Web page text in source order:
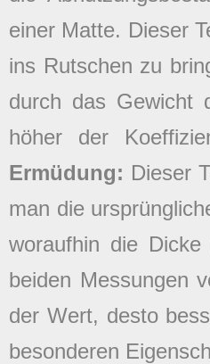
einer Matte. Dieser
ins Rutschen zu
durch das Gewicht
höher der
Ermüdung: Dieser
man die
woraufhin die
beiden Messungen
der Wert, desto
besonderen